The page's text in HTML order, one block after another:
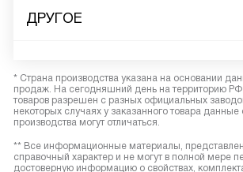
ДРУГОЕ
* Страна производства указана на основании
продаж. На сегодняшний день на территорию РФ
товаров разрешен с разных официальных
некоторых случаях у заказанного товара данные
производства могут отличаться.
** Все информационные материалы,
справочный характер и не могут в полной мере
достоверную информацию о свойствах,